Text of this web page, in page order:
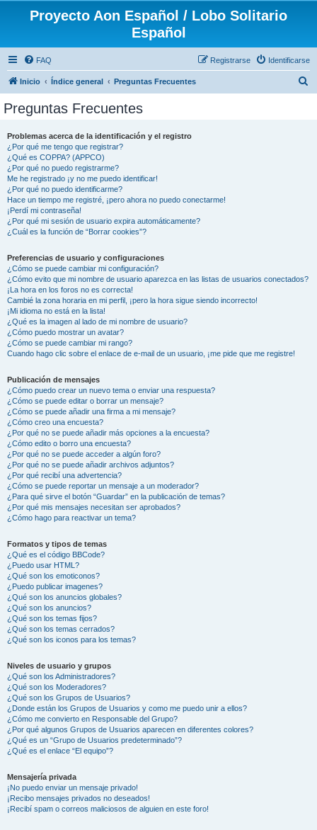
Proyecto Aon Español / Lobo Solitario
Español
FAQ Identificarse
Registrarse
Inicio Índice general Preguntas Frecuentes
Preguntas Frecuentes
Problemas acerca de la identificación y el registro
¿Por qué me tengo que registrar?
¿Qué es COPPA? (APPCO)
¿Por qué no puedo registrarme?
Me he registrado ¡y no me puedo identificar!
¿Por qué no puedo identificarme?
Hace un tiempo me registré, ¡pero ahora no puedo conectarme!
¡Perdí mi contraseña!
¿Por qué mi sesión de usuario expira automáticamente?
¿Cuál es la función de “Borrar cookies”?
Preferencias de usuario y configuraciones
¿Cómo se puede cambiar mi configuración?
¿Cómo evito que mi nombre de usuario aparezca en las listas de usuarios conectados?
¡La hora en los foros no es correcta!
Cambié la zona horaria en mi perfil, ¡pero la hora sigue siendo incorrecto!
¡Mi idioma no está en la lista!
¿Qué es la imagen al lado de mi nombre de usuario?
¿Cómo puedo mostrar un avatar?
¿Cómo se puede cambiar mi rango?
Cuando hago clic sobre el enlace de e-mail de un usuario, ¡me pide que me registre!
Publicación de mensajes
¿Cómo puedo crear un nuevo tema o enviar una respuesta?
¿Cómo se puede editar o borrar un mensaje?
¿Cómo se puede añadir una firma a mi mensaje?
¿Cómo creo una encuesta?
¿Por qué no se puede añadir más opciones a la encuesta?
¿Cómo edito o borro una encuesta?
¿Por qué no se puede acceder a algún foro?
¿Por qué no se puede añadir archivos adjuntos?
¿Por qué recibí una advertencia?
¿Cómo se puede reportar un mensaje a un moderador?
¿Para qué sirve el botón “Guardar” en la publicación de temas?
¿Por qué mis mensajes necesitan ser aprobados?
¿Cómo hago para reactivar un tema?
Formatos y tipos de temas
¿Qué es el código BBCode?
¿Puedo usar HTML?
¿Qué son los emoticonos?
¿Puedo publicar imagenes?
¿Qué son los anuncios globales?
¿Qué son los anuncios?
¿Qué son los temas fijos?
¿Qué son los temas cerrados?
¿Qué son los iconos para los temas?
Niveles de usuario y grupos
¿Qué son los Administradores?
¿Qué son los Moderadores?
¿Qué son los Grupos de Usuarios?
¿Donde están los Grupos de Usuarios y como me puedo unir a ellos?
¿Cómo me convierto en Responsable del Grupo?
¿Por qué algunos Grupos de Usuarios aparecen en diferentes colores?
¿Qué es un “Grupo de Usuarios predeterminado”?
¿Qué es el enlace “El equipo”?
Mensajería privada
¡No puedo enviar un mensaje privado!
¡Recibo mensajes privados no deseados!
¡Recibí spam o correos maliciosos de alguien en este foro!